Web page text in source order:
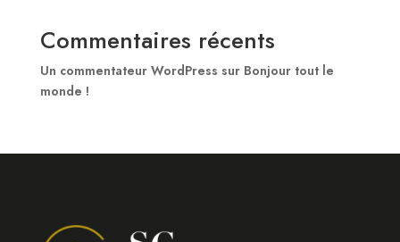
Commentaires récents
Un commentateur WordPress sur Bonjour tout le
monde !